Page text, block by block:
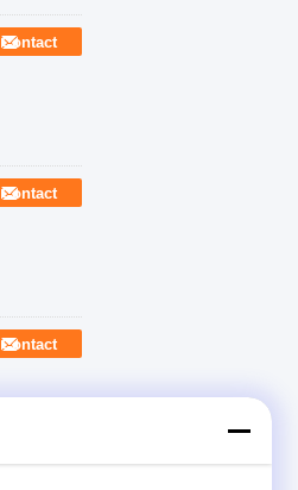
Contact
Contact
Contact